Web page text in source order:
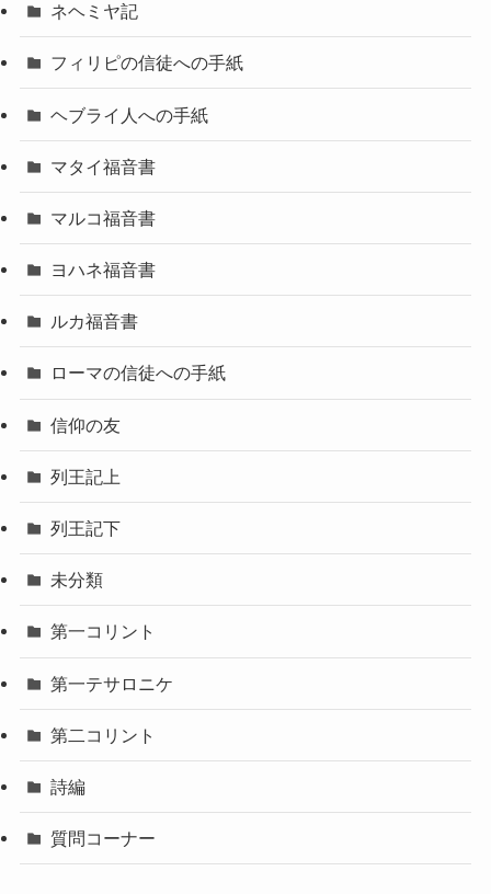
ネヘミヤ記
フィリピの信徒への手紙
ヘブライ人への手紙
マタイ福音書
マルコ福音書
ヨハネ福音書
ルカ福音書
ローマの信徒への手紙
信仰の友
列王記上
列王記下
未分類
第一コリント
第一テサロニケ
第二コリント
詩編
質問コーナー